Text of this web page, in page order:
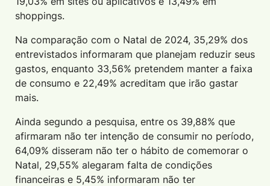
shoppings.
Na comparação com o Natal de 2024, 35,29% dos
entrevistados informaram que planejam reduzir seus
gastos, enquanto 33,56% pretendem manter a faixa
de consumo e 22,49% acreditam que irão gastar
mais.
Ainda segundo a pesquisa, entre os 39,88% que
afirmaram não ter intenção de consumir no período,
64,09% disseram não ter o hábito de comemorar o
Natal, 29,55% alegaram falta de condições
financeiras e 5,45% informaram não ter